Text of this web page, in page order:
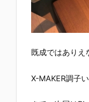
既成ではありえ
X-MAKER調子い